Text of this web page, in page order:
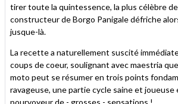
tirer toute la quintessence, la plus célèbre
constructeur de Borgo Panigale défriche
jusque-là.
La recette a naturellement suscité
coups de coeur, soulignant avec maestria
moto peut se résumer en trois points
ravageuse, une partie cycle saine et
pourvoyeur de - grosses - sensations !